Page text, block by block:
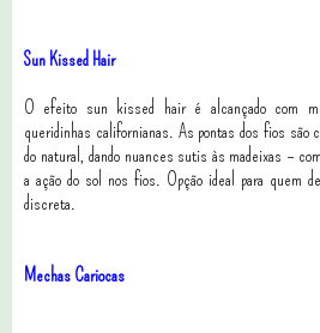
Sun Kissed Hair
O efeito sun kissed hair é alcançado com
queridinhas californianas. As pontas dos fios são
do natural, dando nuances sutis às madeixas –
a ação do sol nos fios. Opção ideal para quem
discreta.
Mechas Cariocas